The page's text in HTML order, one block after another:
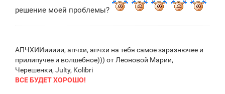
решение моей проблемы?
АПЧХИИиииии, апчхи, апчхи на тебя самое заразнючее и
прилипучее и волшебное))) от Леоновой Марии,
Черешенки, Julty, Kolibri
ВСЕ БУДЕТ ХОРОШО!